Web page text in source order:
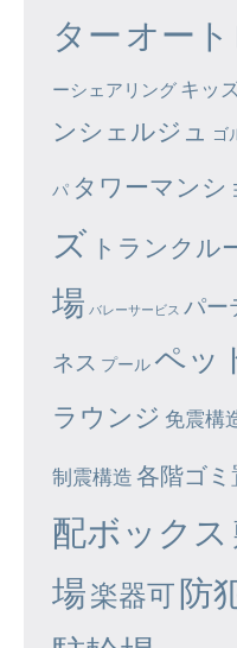
ター オー
ーシェアリング キッ
ンシェルジュ
ゴ
パ タワーマンシ
ズ トランクル
場 バレーサービス パー
ネス プール ペッ
ラウンジ 免震構
制震構造 各階ゴ
配ボックス
場楽器可防